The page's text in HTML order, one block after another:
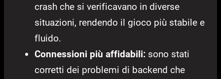
crash che si verificavano in diverse
situazioni, rendendo il gioco più stabile e
fluido.
Connessioni più affidabili: sono stati
corretti dei problemi di backend che